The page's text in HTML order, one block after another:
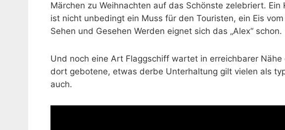
Märchen zu Weihnachten auf das Schönste zelebriert.
ist nicht unbedingt ein Muss für den Touristen, ein Eis
Sehen und Gesehen Werden eignet sich das „Alex“ schon.
Und noch eine Art Flaggschiff wartet in erreichbarer Nähe
dort gebotene, etwas derbe Unterhaltung gilt vielen als
auch.